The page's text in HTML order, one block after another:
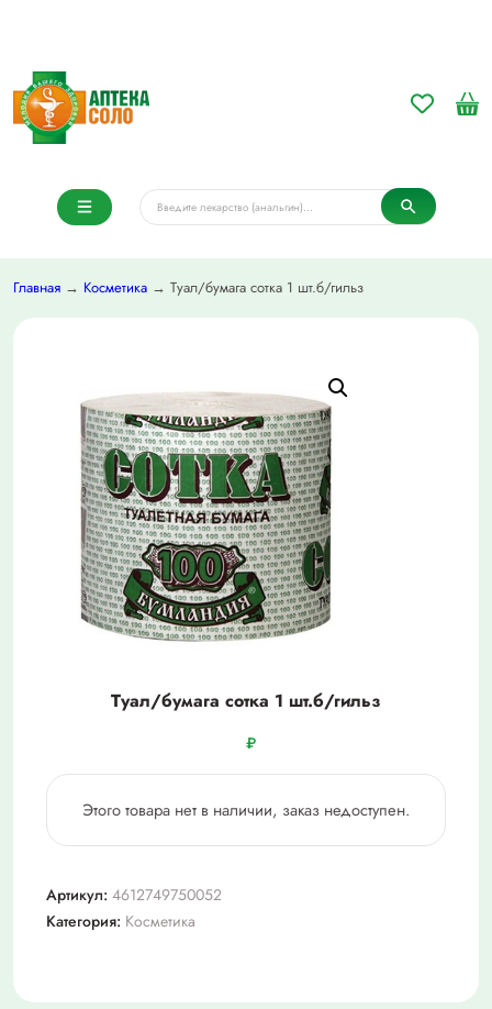
Главная → Косметика → Туал/бумага сотка 1 шт.б/гильз
Туал/бумага сотка 1 шт.б/гильз
₽
Этого товара нет в наличии, заказ недоступен.
Артикул: 4612749750052
Категория: Косметика